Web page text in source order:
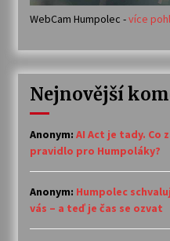
WebCam Humpolec -více
Nejnovější
Anonym: AI Act je tady. Co
pravidlo pro Humpoláky?
Anonym: Humpolec
vás – a teď je čas se ozvat